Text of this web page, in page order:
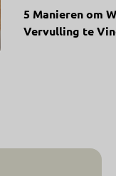
5 Manieren om
Vervulling te